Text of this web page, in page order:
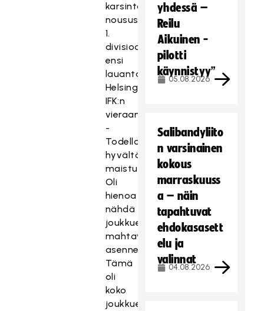
karsintoja
noususta
1.
divisioonaan
ensi
lauantaina
Helsingin
IFK:n
vieraana.
-
Todella
hyvältä
maistuu.
Oli
hienoa
nähdä
joukkueen
mahtava
asenne.
Tämä
oli
koko
joukkueen
yhdessä –
Reilu
Aikuinen -
pilotti
käynnistyy”
05.08.2026
Salibandyliito
n varsinainen
kokous
marraskuuss
a – näin
tapahtuvat
ehdokasasett
elu ja
valinnat
04.08.2026